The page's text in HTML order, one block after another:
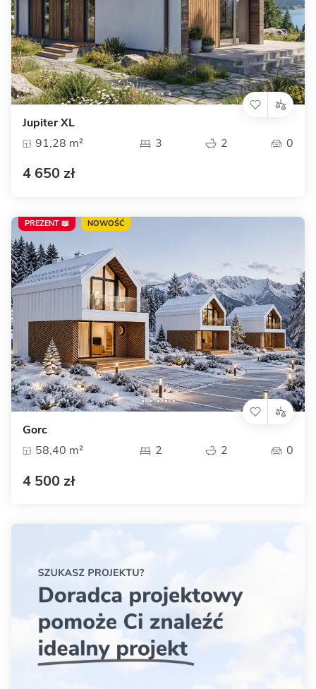
Jupiter XL
91,28 m²
3 2 0
4 650 zł
Gorc
58,40 m²
2 2 0
4 500 zł
PREZENT 📖 NOWOŚĆ